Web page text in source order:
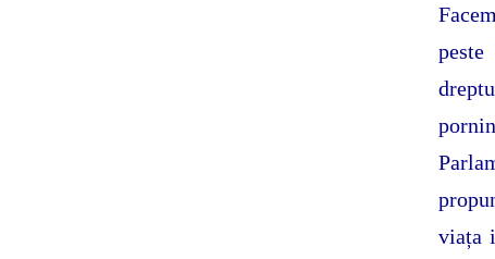
viața